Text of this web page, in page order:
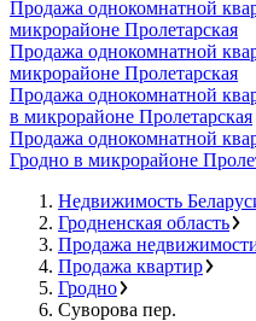
Продажа однокомнатной
микрорайоне Пролетарская
Продажа однокомнатной
микрорайоне Пролетарская
Продажа однокомнатной
в микрорайоне Пролетарская
Продажа однокомнатной
Гродно в микрорайоне
Недвижимость
Гродненская область
Продажа
Продажа квартир
Гродно
Суворова пер.